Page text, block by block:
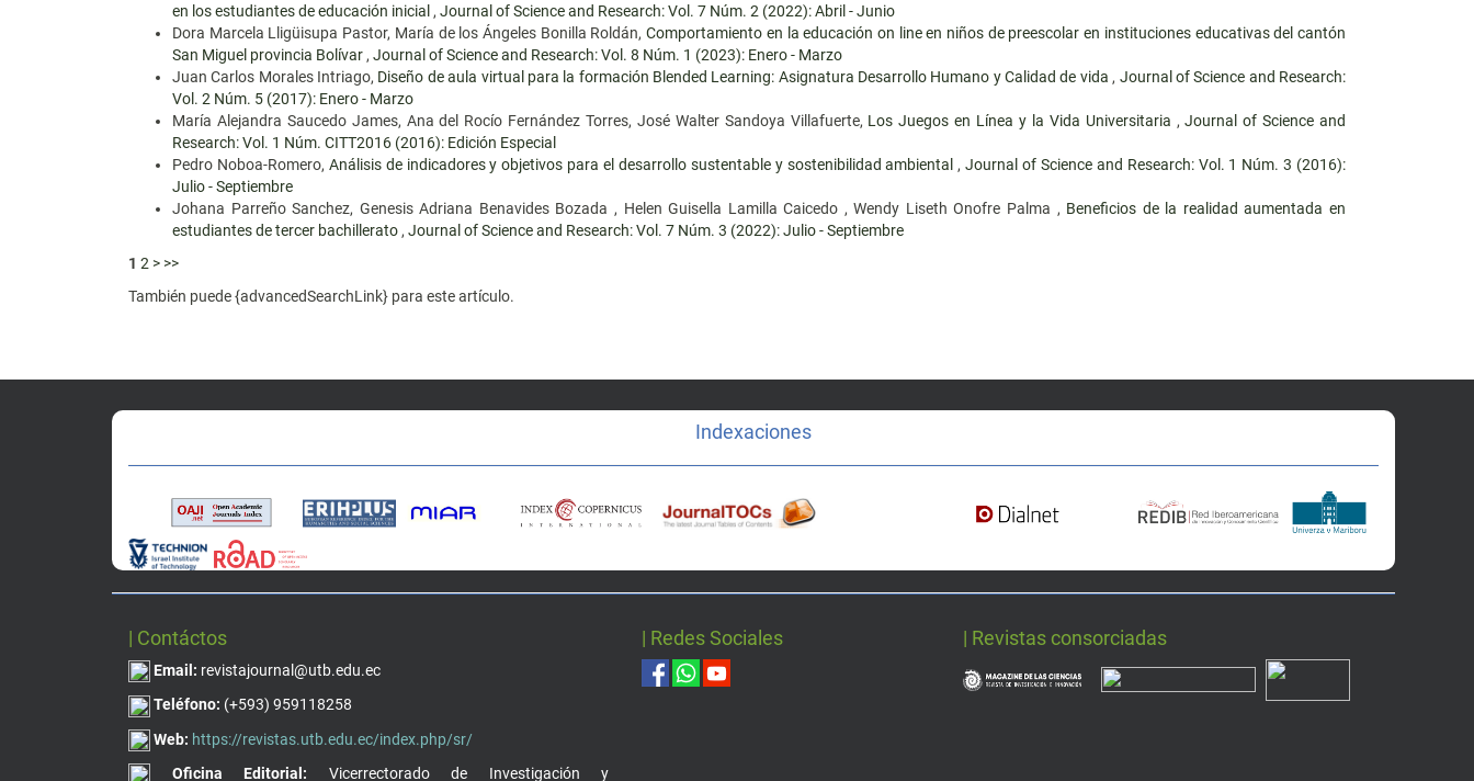
en los estudiantes de educación inicial , Journal of Science and Research: Vol. 7 Núm. 2 (2022): Abril - Junio
Dora Marcela Lligüisupa Pastor, María de los Ángeles Bonilla Roldán,Comportamiento en la educación on line en niños de preescolar en instituciones educativas del cantón
San Miguel provincia Bolívar , Journal of Science and Research: Vol. 8 Núm. 1 (2023): Enero - Marzo
Juan Carlos Morales Intriago, Diseño de aula virtual para la formación Blended Learning: Asignatura Desarrollo Humano y Calidad de vida , Journal of Science and Research:
Vol. 2 Núm. 5 (2017): Enero - Marzo
María Alejandra Saucedo James, Ana del Rocío Fernández Torres, José Walter Sandoya Villafuerte, Los Juegos en Línea y la Vida Universitaria ,Journal of Science and
Research: Vol. 1 Núm. CITT2016 (2016): Edición Especial
Pedro Noboa-Romero, Análisis de indicadores y objetivos para el desarrollo sustentable y sostenibilidad ambiental ,Journal of Science and Research: Vol. 1 Núm. 3 (2016):
Julio - Septiembre
Johana Parreño Sanchez, Genesis Adriana Benavides Bozada , Helen Guisella Lamilla Caicedo , Wendy Liseth Onofre Palma , Beneficios de la realidad aumentada en
estudiantes de tercer bachillerato , Journal of Science and Research: Vol. 7 Núm. 3 (2022): Julio - Septiembre
1 2 > >>
También puede {advancedSearchLink} para este artículo.
Indexaciones
| Contáctos
Email: revistajournal@utb.edu.ec
Teléfono: (+593) 959118258
Web: https://revistas.utb.edu.ec/index.php/sr/
Oficina Editorial: Vicerrectorado de Investigación y
| Redes Sociales | Revistas consorciadas